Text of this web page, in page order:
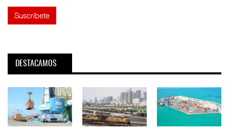
DESTACAMOS